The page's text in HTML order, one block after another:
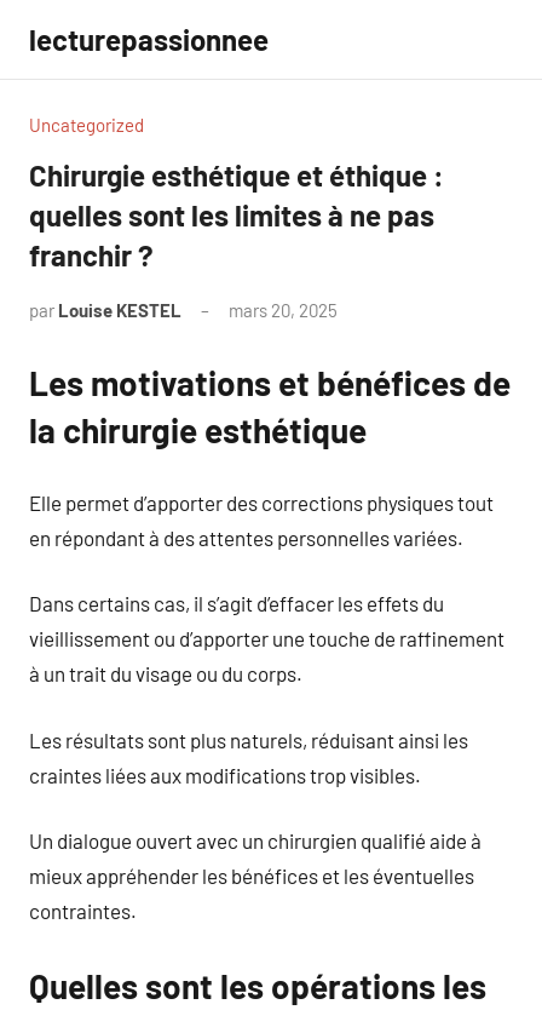
contenu
lecturepassionnee
Uncategorized
Chirurgie esthétique et éthique :
quelles sont les limites à ne pas
franchir ?
par Louise KESTEL mars 20, 2025
Les motivations et bénéfices de
la chirurgie esthétique
Elle permet d’apporter des corrections physiques tout
en répondant à des attentes personnelles variées.
Dans certains cas, il s’agit d’effacer les effets du
vieillissement ou d’apporter une touche de raffinement
à un trait du visage ou du corps.
Les résultats sont plus naturels, réduisant ainsi les
craintes liées aux modifications trop visibles.
Un dialogue ouvert avec un chirurgien qualifié aide à
mieux appréhender les bénéfices et les éventuelles
contraintes.
Quelles sont les opérations les